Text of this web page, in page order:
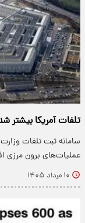
تلفات آمریکا بیشتر
سامانه ثبت تلفات
عملیات‌های برون مرزی
۱۰ مرداد ۱۴۰۵